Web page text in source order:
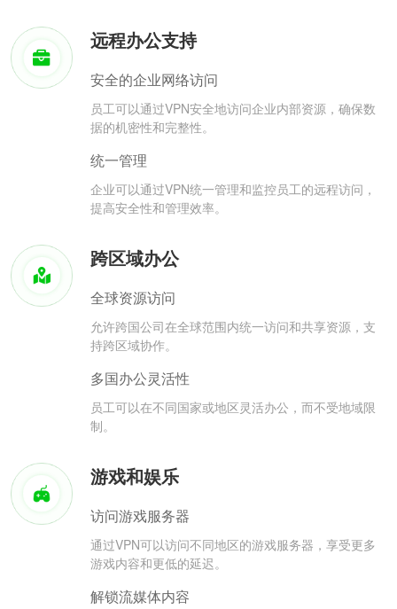
远程办公支持
安全的企业网络访问
员工可以通过VPN安全地访问企业内部资源，确保数
据的机密性和完整性。
统一管理
企业可以通过VPN统一管理和监控员工的远程访问，
提高安全性和管理效率。
跨区域办公
全球资源访问
允许跨国公司在全球范围内统一访问和共享资源，支
持跨区域协作。
多国办公灵活性
员工可以在不同国家或地区灵活办公，而不受地域限
制。
游戏和娱乐
访问游戏服务器
通过VPN可以访问不同地区的游戏服务器，享受更多
游戏内容和更低的延迟。
解锁流媒体内容